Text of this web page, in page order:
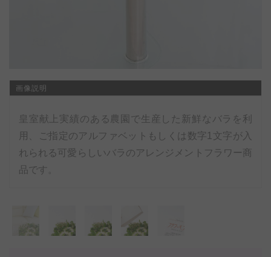
画像説明
皇室献上実績のある農園で生産した新鮮なバラを利
用、ご指定のアルファベットもしくは数字1文字が入
れられる可愛らしいバラのアレンジメントフラワー商
品です。